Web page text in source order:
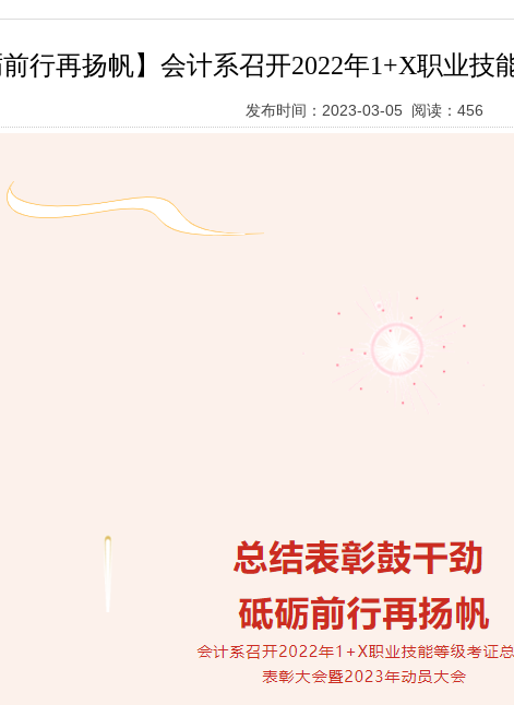
前行再扬帆】会计系召开2022年1+X职业
发布时间：2023-03-05 阅读： 456